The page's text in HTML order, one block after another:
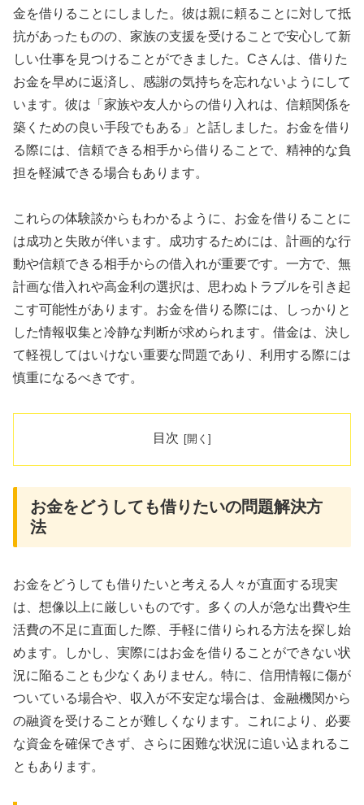
金を借りることにしました。彼は親に頼ることに対して抵
抗があったものの、家族の支援を受けることで安心して新
しい仕事を見つけることができました。Cさんは、借りた
お金を早めに返済し、感謝の気持ちを忘れないようにして
います。彼は「家族や友人からの借り入れは、信頼関係を
築くための良い手段でもある」と話しました。お金を借り
る際には、信頼できる相手から借りることで、精神的な負
担を軽減できる場合もあります。
これらの体験談からもわかるように、お金を借りることに
は成功と失敗が伴います。成功するためには、計画的な行
動や信頼できる相手からの借入れが重要です。一方で、無
計画な借入れや高金利の選択は、思わぬトラブルを引き起
こす可能性があります。お金を借りる際には、しっかりと
した情報収集と冷静な判断が求められます。借金は、決し
て軽視してはいけない重要な問題であり、利用する際には
慎重になるべきです。
目次
お金をどうしても借りたいの問題解決方
法
お金をどうしても借りたいと考える人々が直面する現実
は、想像以上に厳しいものです。多くの人が急な出費や生
活費の不足に直面した際、手軽に借りられる方法を探し始
めます。しかし、実際にはお金を借りることができない状
況に陥ることも少なくありません。特に、信用情報に傷が
ついている場合や、収入が不安定な場合は、金融機関から
の融資を受けることが難しくなります。これにより、必要
な資金を確保できず、さらに困難な状況に追い込まれるこ
ともあります。